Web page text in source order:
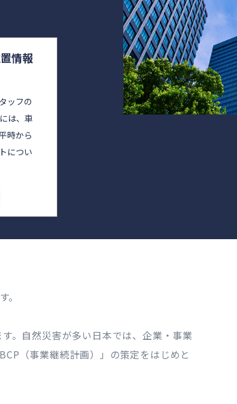
情報
ッフの
は、車
時から
につい
。自然災害が多い日本では、企業・事業
（事業継続計画）」の策定をはじめと